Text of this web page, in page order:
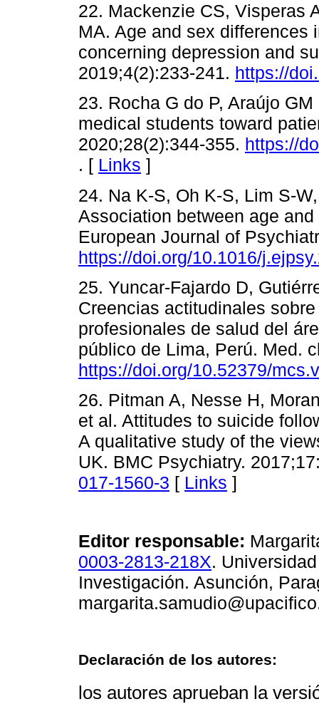
22. Mackenzie CS, Visperas
MA. Age and sex differences
concerning depression and
2019;4(2):233-241. https://
23. Rocha G do P, Araújo
medical students toward
2020;28(2):344-355. https://
. [ Links ]
24. Na K-S, Oh K-S, Lim S-
Association between age
European Journal of
https://doi.org/10.1016/
25. Yuncar-Fajardo D,
Creencias actitudinales
profesionales de salud del
público de Lima, Perú. Med.
https://doi.org/10.52379/
26. Pitman A, Nesse H,
et al. Attitudes to suicide
A qualitative study of the
UK. BMC Psychiatry.
017-1560-3 [ Links ]
Editor responsable:
0003-2813-218X.
Investigación. Asunción,
Declaración de los autores:
los autores aprueban la